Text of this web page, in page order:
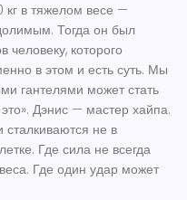
в тяжелом весе —
Тогда он был
которого
в этом и есть суть. Мы
гантелями может стать
Дэнис — мастер хайпа.
не в
Где сила не всегда
Где один удар может